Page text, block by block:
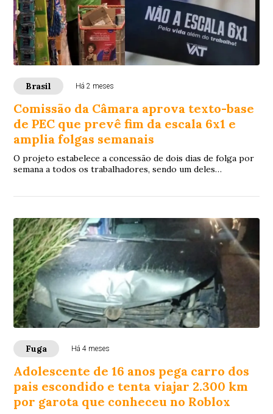
Brasil Há 2 meses
Comissão da Câmara aprova texto-base
de PEC que prevê fim da escala 6x1 e
amplia folgas semanais
O projeto estabelece a concessão de dois dias de folga por
semana a todos os trabalhadores, sendo um deles
Fuga Há 4 meses
Adolescente de 16 anos pega carro dos
pais escondido e tenta viajar 2.300 km
por garota que conheceu no Roblox